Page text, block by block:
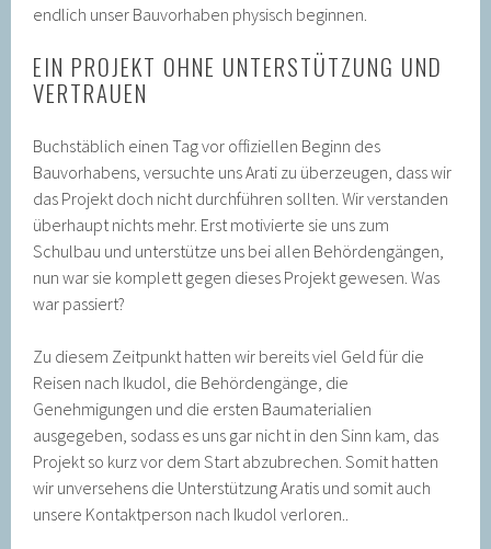
endlich unser Bauvorhaben physisch beginnen.
EIN PROJEKT OHNE UNTERSTÜTZUNG UND
VERTRAUEN
Buchstäblich einen Tag vor offiziellen Beginn des
Bauvorhabens, versuchte uns Arati zu überzeugen, dass wir
das Projekt doch nicht durchführen sollten. Wir verstanden
überhaupt nichts mehr. Erst motivierte sie uns zum
Schulbau und unterstütze uns bei allen Behördengängen,
nun war sie komplett gegen dieses Projekt gewesen. Was
war passiert?
Zu diesem Zeitpunkt hatten wir bereits viel Geld für die
Reisen nach Ikudol, die Behördengänge, die
Genehmigungen und die ersten Baumaterialien
ausgegeben, sodass es uns gar nicht in den Sinn kam, das
Projekt so kurz vor dem Start abzubrechen. Somit hatten
wir unversehens die Unterstützung Aratis und somit auch
unsere Kontaktperson nach Ikudol verloren..